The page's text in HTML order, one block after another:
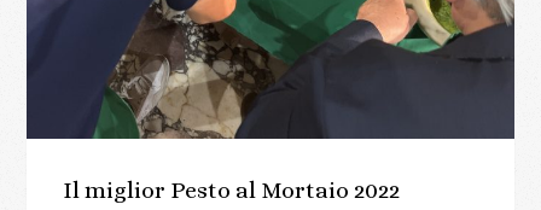
Il miglior Pesto al Mortaio 2022